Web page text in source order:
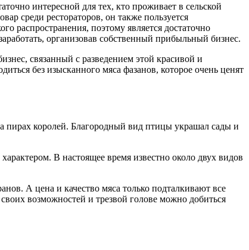
интересной для тех, кто проживает в сельской
среди рестораторов, он также пользуется
распространения, поэтому является достаточно
организовав собственный прибыльный бизнес.
связанный с разведением этой красивой и
без изысканного мяса фазанов, которое очень ценят
пирах королей. Благородный вид птицы украшал сады и
В настоящее время известно около двух видов
А цена и качество мяса только подталкивают все
возможностей и трезвой голове можно добиться